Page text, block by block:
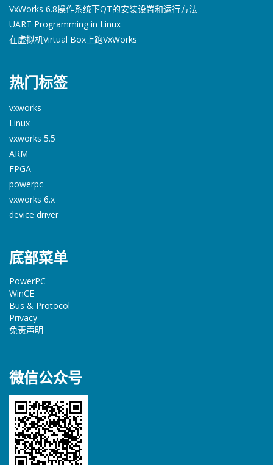
VxWorks 6.8操作系统下QT的安装设置和运行方法
UART Programming in Linux
在虚拟机Virtual Box上跑VxWorks
热门标签
vxworks
Linux
vxworks 5.5
ARM
FPGA
powerpc
vxworks 6.x
device driver
底部菜单
PowerPC
WinCE
Bus & Protocol
Privacy
免责声明
微信公众号